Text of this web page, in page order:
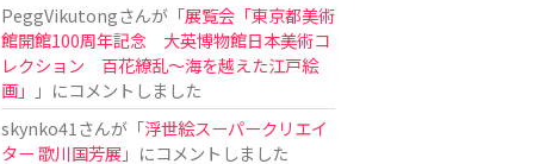
PeggVikutongさんが「展覧会「東京都美術
館開館100周年記念 大英博物館日本美術コ
レクション 百花繚乱〜海を越えた江戸絵
画」
」にコメントしました
skynko41 さんが「浮世絵スーパークリエイ
ター 歌川国芳展 」にコメントしました